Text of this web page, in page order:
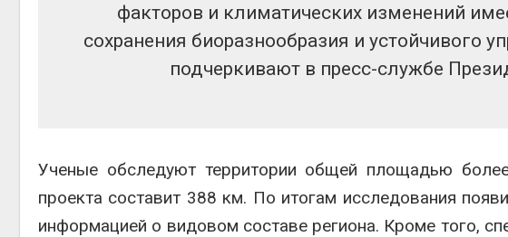
факторов и климатических изменений
сохранения биоразнообразия и устойчивого
подчеркивают в пресс-службе
Ученые обследуют территории общей площадью
проекта составит 388 км. По итогам исследования
информацией о видовом составе региона. Кроме того,